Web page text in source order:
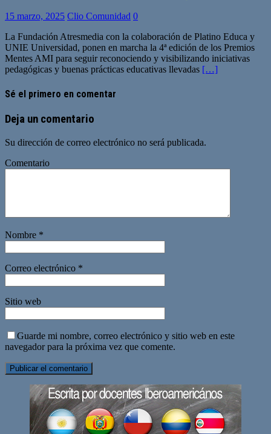
15 marzo, 2025 Clio Comunidad 0
La Fundación Atresmedia con la colaboración de Platino Educa y
UNIE Universidad, ponen en marcha la 4ª edición de los Premios
Mentes AMI para seguir reconociendo y visibilizando iniciativas
pedagógicas y buenas prácticas educativas llevadas […]
Sé el primero en comentar
Deja un comentario
Su dirección de correo electrónico no será publicada.
Comentario
Nombre *
Correo electrónico *
Sitio web
Guarde mi nombre, correo electrónico y sitio web en este
navegador para la próxima vez que comente.